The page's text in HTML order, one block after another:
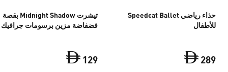
حذاء رياضي Speedcat Ballet
للأطفال
289
تيشرت Midnight Shadow بقصة
فضفاضة مزين برسومات جرافيك
129